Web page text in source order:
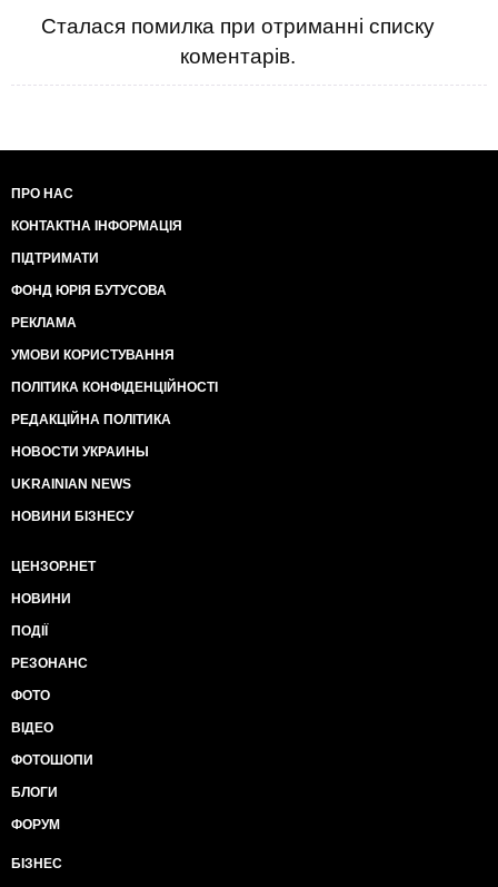
Сталася помилка при отриманні списку
коментарів.
ПРО НАС
КОНТАКТНА ІНФОРМАЦІЯ
ПІДТРИМАТИ
ФОНД ЮРІЯ БУТУСОВА
РЕКЛАМА
УМОВИ КОРИСТУВАННЯ
ПОЛІТИКА КОНФІДЕНЦІЙНОСТІ
РЕДАКЦІЙНА ПОЛІТИКА
НОВОСТИ УКРАИНЫ
UKRAINIAN NEWS
НОВИНИ БІЗНЕСУ
ЦЕНЗОР.НЕТ
НОВИНИ
ПОДІЇ
РЕЗОНАНС
ФОТО
ВІДЕО
ФОТОШОПИ
БЛОГИ
ФОРУМ
БІЗНЕС